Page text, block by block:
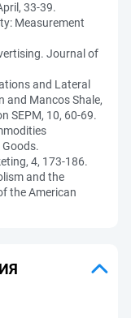
33-39.
Measurement
Journal of
and Lateral
and Mancos Shale,
SEPM, 10, 60-69.
4, 173-186.
and the
the American